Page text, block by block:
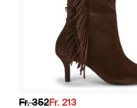
Fr. 352Fr. 213